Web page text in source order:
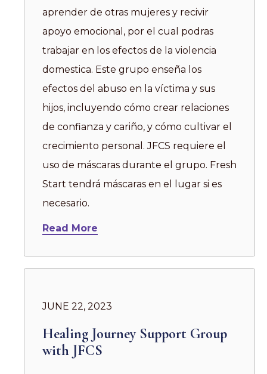
aprender de otras mujeres y recivir
apoyo emocional, por el cual podras
trabajar en los efectos de la violencia
domestica. Este grupo enseña los
efectos del abuso en la víctima y sus
hijos, incluyendo cómo crear relaciones
de confianza y cariño, y cómo cultivar el
crecimiento personal. JFCS requiere el
uso de máscaras durante el grupo. Fresh
Start tendrá máscaras en el lugar si es
necesario.
Read More
JUNE 22, 2023
Healing Journey Support Group
with JFCS